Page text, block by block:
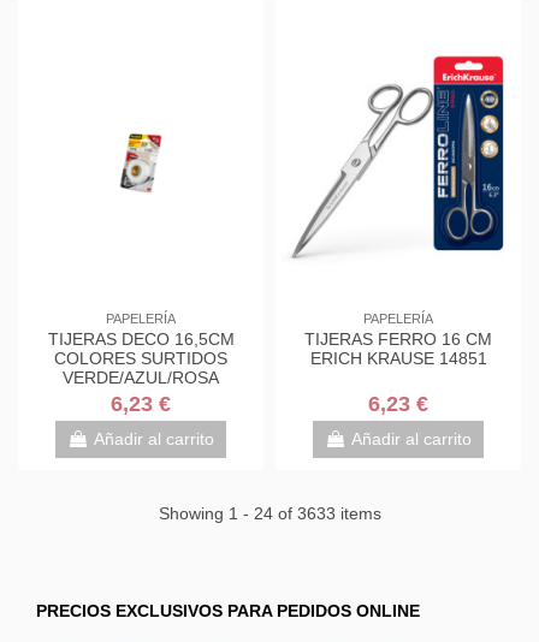
PAPELERÍA
TIJERAS DECO 16,5CM
COLORES SURTIDOS
VERDE/AZUL/ROSA
1561DS-M SCOTH
7000034004
6,23 €
Añadir al carrito
PAPELERÍA
TIJERAS FERRO 16 CM
ERICH KRAUSE 14851
6,23 €
Añadir al carrito
Showing 1 - 24 of 3633 items
PRECIOS EXCLUSIVOS PARA PEDIDOS ONLINE